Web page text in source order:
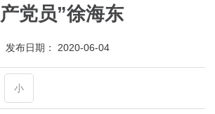
党员”徐海东
发布日期： 2020-06-04
小